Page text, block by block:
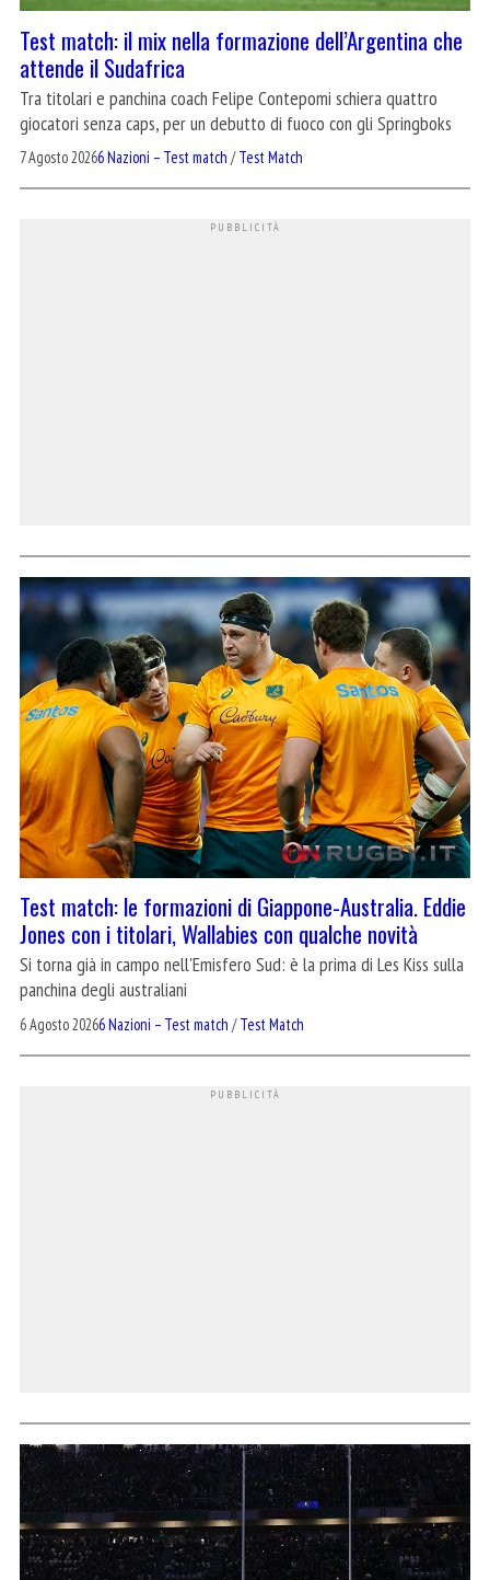
Test match: il mix nella formazione dell’Argentina che
attende il Sudafrica
Tra titolari e panchina coach Felipe Contepomi schiera quattro
giocatori senza caps, per un debutto di fuoco con gli Springboks
7 Agosto 20266 Nazioni – Test match /Test Match
Test match: le formazioni di Giappone-Australia. Eddie
Jones con i titolari, Wallabies con qualche novità
Si torna già in campo nell'Emisfero Sud: è la prima di Les Kiss sulla
panchina degli australiani
6 Agosto 20266 Nazioni – Test match /Test Match